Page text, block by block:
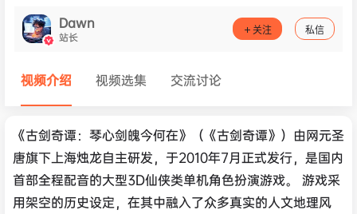
Dawn
站长 关注 私信
视频介绍 视频选集 交流讨论
《古剑奇谭：琴心剑魄今何在》（《古剑奇谭》）由网元圣
唐旗下上海烛龙自主研发，于2010年7月正式发行，是国内
首部全程配音的大型3D仙侠类单机角色扮演游戏。 游戏采
用架空的历史设定，在其中融入了众多真实的人文地理风